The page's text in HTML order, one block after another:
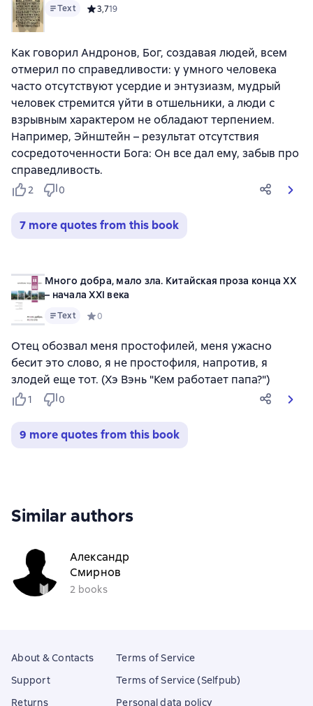
Text Средний рейтинг 3,7 на основе 19 оценок
3,719
Как говорил Андронов, Бог, создавая людей, всем
отмерил по справедливости: у умного человека
часто отсутствуют усердие и энтузиазм, мудрый
человек стремится уйти в отшельники, а люди с
взрывным характером не обладают терпением.
Например, Эйнштейн – результат отсутствия
сосредоточенности Бога: Он все дал ему, забыв про
справедливость.
2 0
7 more quotes from this book
Много добра, мало зла. Китайская проза конца ХХ
– начала ХХI века
Text Средний рейтинг 0 на основе 0 оценок
0
Отец обозвал меня простофилей, меня ужасно
бесит это слово, я не простофиля, напротив, я
злодей еще тот. (Хэ Вэнь "Кем работает папа?")
1 0
9 more quotes from this book
Similar authors
Александр
Смирнов
2 books
About & Contacts
Support
Returns
Terms of Service
Terms of Service (Selfpub)
Personal data policy